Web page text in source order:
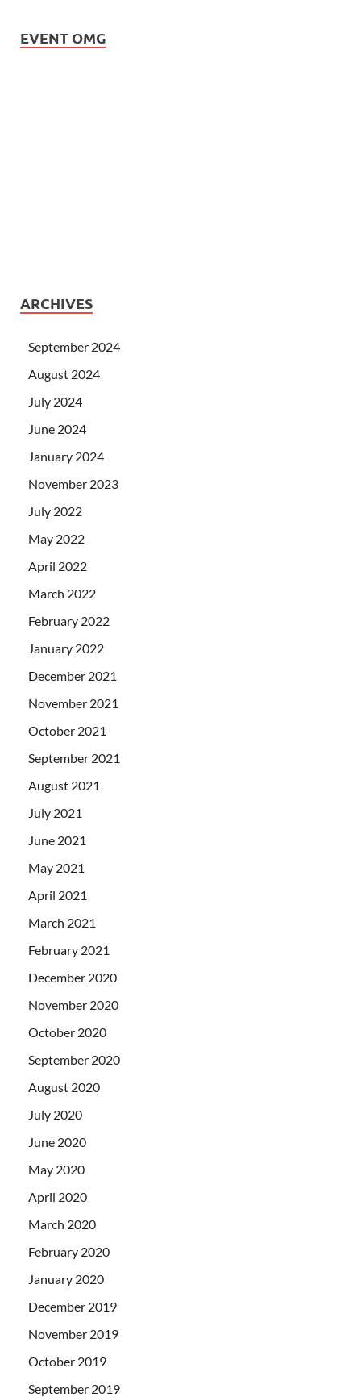
EVENT OMG
ARCHIVES
September 2024
August 2024
July 2024
June 2024
January 2024
November 2023
July 2022
May 2022
April 2022
March 2022
February 2022
January 2022
December 2021
November 2021
October 2021
September 2021
August 2021
July 2021
June 2021
May 2021
April 2021
March 2021
February 2021
December 2020
November 2020
October 2020
September 2020
August 2020
July 2020
June 2020
May 2020
April 2020
March 2020
February 2020
January 2020
December 2019
November 2019
October 2019
September 2019